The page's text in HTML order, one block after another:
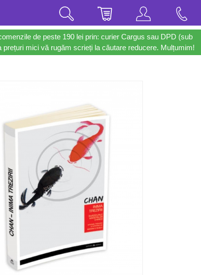
de peste 190 lei prin: curier Cargus sau DPD (sub
mici vă rugăm scrieți la căutare reducere. Mulțumim!